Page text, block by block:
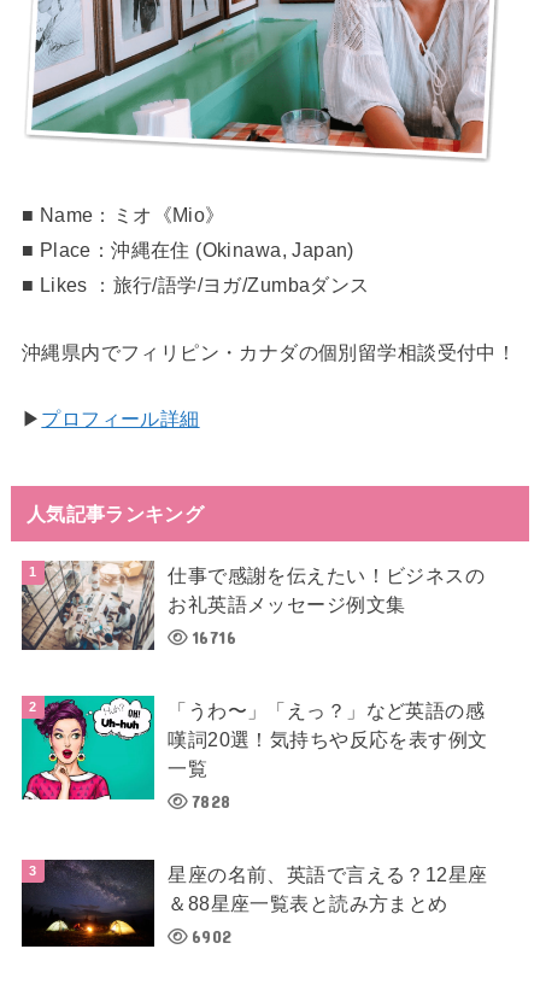
■ Name：ミオ《Mio》
■ Place：沖縄在住 (Okinawa, Japan)
■ Likes ：旅行/語学/ヨガ/Zumbaダンス
沖縄県内でフィリピン・カナダの個別留学相談受付中！
▶︎ プロフィール詳細
人気記事ランキング
仕事で感謝を伝えたい！ビジネスの
お礼英語メッセージ例文集
16716
「うわ〜」「えっ？」など英語の感
嘆詞20選！気持ちや反応を表す例文
一覧
7828
星座の名前、英語で言える？12星座
＆88星座一覧表と読み方まとめ
6902